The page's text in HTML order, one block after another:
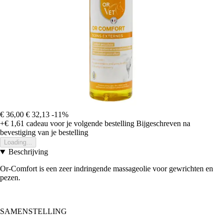
€ 36,00 € 32,13 -11%
+€ 1,61 cadeau voor je volgende bestelling Bijgeschreven na
bevestiging van je bestelling
Loading...
Beschrijving
Or-Comfort is een zeer indringende massageolie voor gewrichten en
pezen.
SAMENSTELLING